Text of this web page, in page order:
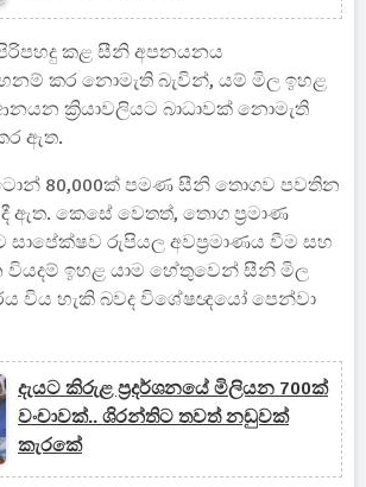
කළ සීනි අපනයනය
කර නොමැති බැවින්, යම් මිල ඉහළ
ක්‍රියාවලියට බාධාවක් නොමැති
ඇත.
80,000ක් පමණ සීනි තොගව පවතින
ඇත. කෙසේ වෙතත්, තොග ප්‍රමාණ
රුපියල අවප්‍රමාණය වීම සහ
ඉහළ යාම හේතුවෙන් සීනි මිල
විය හැකි බවද විශේෂඥයෝ පෙන්වා
දැයට කිරුළ ප්‍රදර්ශනයේ මිලියන 700ක්
වංචාවක්.. ශිරන්තිට තවත් නඩුවක්
කැරකේ